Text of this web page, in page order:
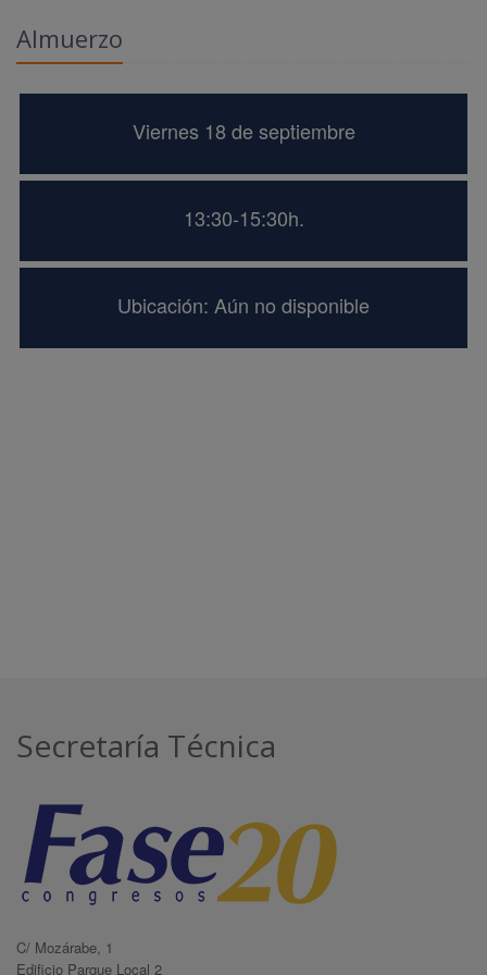
Almuerzo
Viernes 18 de septiembre
13:30-15:30h.
Ubicación: Aún no disponible
Secretaría Técnica
C/ Mozárabe, 1
Edificio Parque Local 2